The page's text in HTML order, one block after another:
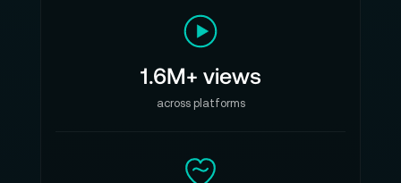
1.6M+ views
across platforms